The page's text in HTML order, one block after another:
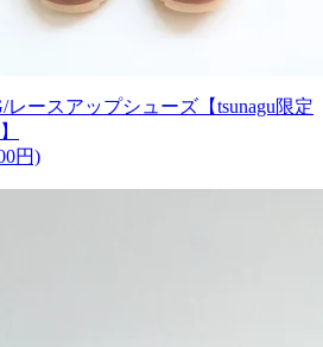
レースアップシューズ【tsunagu限定
円)